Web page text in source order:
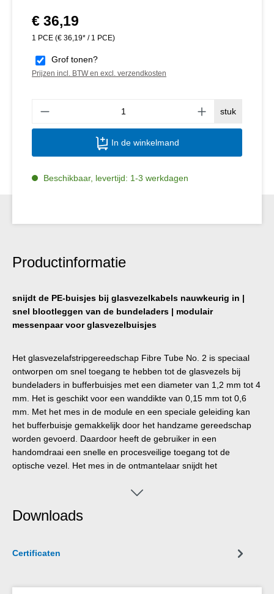
Normale prijs:
€ 36,19
1 PCE (€ 36,19* / 1 PCE)
Grof tonen?
Prijzen incl. BTW en excl. verzendkosten
stuk
In de winkelmand
Beschikbaar, levertijd: 1-3 werkdagen
Productinformatie
snijdt de PE-buisjes bij glasvezelkabels nauwkeurig in |
snel blootleggen van de bundeladers | modulair
messenpaar voor glasvezelbuisjes
Het glasvezelafstripgereedschap Fibre Tube No. 2 is speciaal
ontworpen om snel toegang te hebben tot de glasvezels bij
bundeladers in bufferbuisjes met een diameter van 1,2 mm tot 4
mm. Het is geschikt voor een wanddikte van 0,15 mm tot 0,6
mm. Met het mes in de module en een speciale geleiding kan
het bufferbuisje gemakkelijk door het handzame gereedschap
worden gevoerd. Daardoor heeft de gebruiker in een
handomdraai een snelle en procesveilige toegang tot de
optische vezel. Het mes in de ontmantelaar snijdt het
probleemloos afknikken, zonder daarbij de kwetsbare glasvezel
de halfschalen als modules worden uitgewisseld of
glasvezels bij bundeladers in bufferbuisjes met een diameter
0,15 mm tot 0,6 mm. Met het mes in de module en een speciale
Downloads
Certificaten